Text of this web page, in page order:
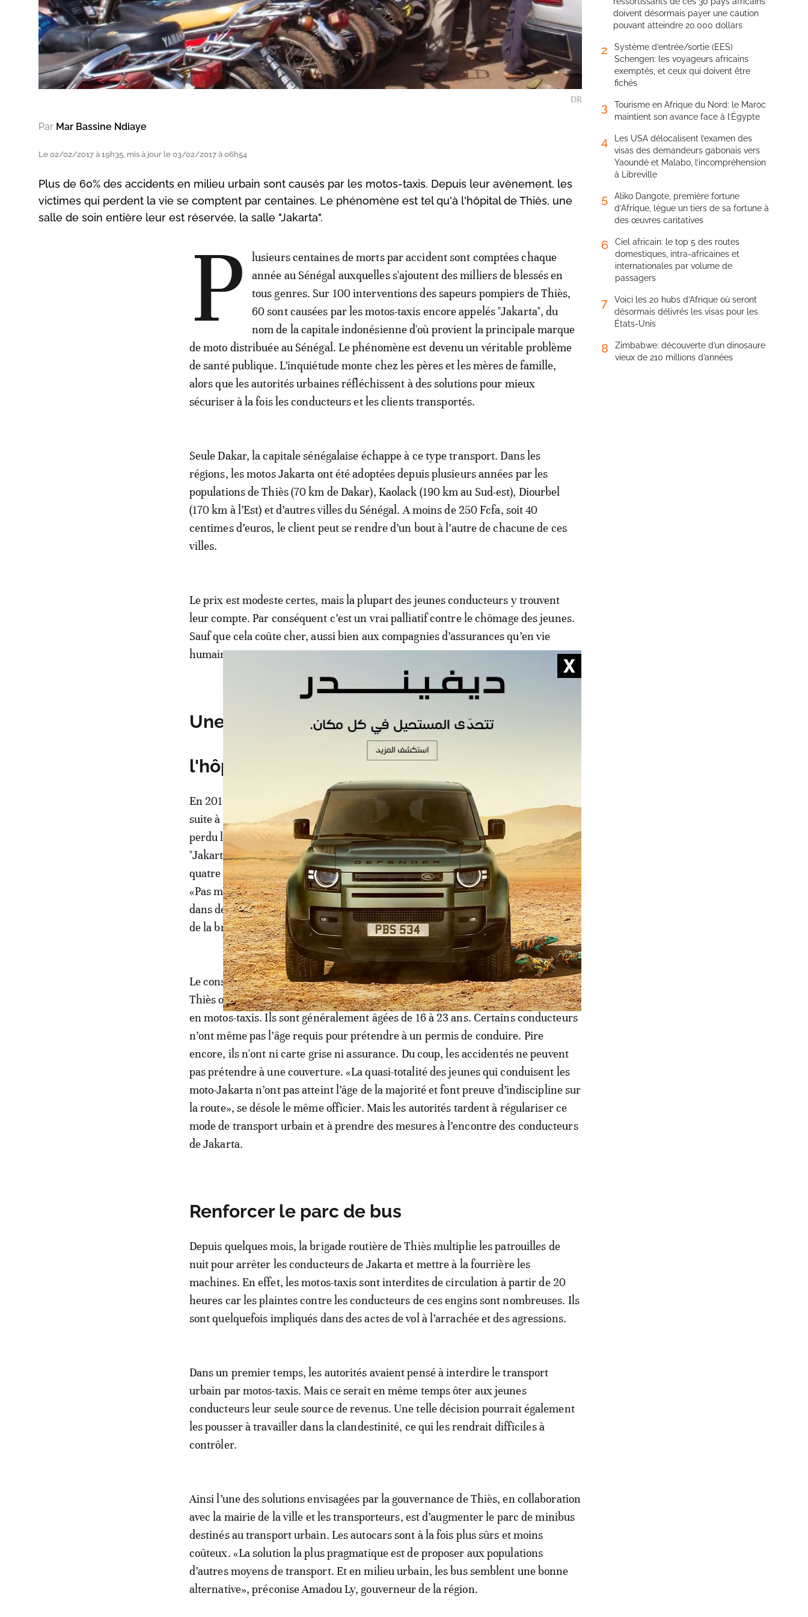
DR
Par Mar Bassine Ndiaye
Le 02/02/2017 à 19h35, mis à jour le 03/02/2017 à 06h54
Plus de 60% des accidents en milieu urbain sont causés par les motos-taxis. Depuis leur avènement, les
victimes qui perdent la vie se comptent par centaines. Le phénomène est tel qu'à l'hôpital de Thiès, une
salle de soin entière leur est réservée, la salle "Jakarta".
P
lusieurs centaines de morts par accident sont comptées chaque
année au Sénégal auxquelles s'ajoutent des milliers de blessés en
tous genres. Sur 100 interventions des sapeurs pompiers de Thiès,
60 sont causées par les motos-taxis encore appelés "Jakarta", du
nom de la capitale indonésienne d'où provient la principale marque
de moto distribuée au Sénégal. Le phénomène est devenu un véritable problème
de santé publique. L’inquiétude monte chez les pères et les mères de famille,
alors que les autorités urbaines réfléchissent à des solutions pour mieux
sécuriser à la fois les conducteurs et les clients transportés.
Seule Dakar, la capitale sénégalaise échappe à ce type transport. Dans les
régions, les motos Jakarta ont été adoptées depuis plusieurs années par les
populations de Thiès (70 km de Dakar), Kaolack (190 km au Sud-est), Diourbel
(170 km à l’Est) et d’autres villes du Sénégal. A moins de 250 Fcfa, soit 40
centimes d’euros, le client peut se rendre d’un bout à l’autre de chacune de ces
villes.
Le prix est modeste certes, mais la plupart des jeunes conducteurs y trouvent
leur compte. Par conséquent c’est un vrai palliatif contre le chômage des jeunes.
Sauf que cela coûte cher, aussi bien aux compagnies d’assurances qu’en vie
humaines.
Une salle de soins dédiée aux "Jakartas" à
l'hôpital
En 2016, les sapeurs-pompiers de Thiès ont procédé, au total, à 92 interventions
suite à des accidents causés par des conducteurs de motos-taxis. 4 personnes ont
perdu la vie. Le rythme va crescendo depuis décembre dernier. A chaque fois, les
"Jakartas" sont pointés du doigt. Conduite sans casque, surcharge à trois ou
quatre e inconscience des jeunes conducteurs sidèrent les sapeurs-pompiers.
«Pas moins de 7 interventions sont réalisées quotidiennement par nos hommes,
dans des accidents causés par des taxis-Jakarta», explique Samba Boye, officier
de la brigade de sapeurs-pompiers de Thiès.
Le constat est le même au Centre hospitalier Ahmadou Sakhir Ndiéguène de
Thiès où une salle appelée «Salle Jakarta» est réservée aux victimes d’accidents
en motos-taxis. Ils sont généralement âgées de 16 à 23 ans. Certains conducteurs
n’ont même pas l’âge requis pour prétendre à un permis de conduire. Pire
encore, ils n'ont ni carte grise ni assurance. Du coup, les accidentés ne peuvent
pas prétendre à une couverture. «La quasi-totalité des jeunes qui conduisent les
moto-Jakarta n’ont pas atteint l’âge de la majorité et font preuve d’indiscipline sur
la route», se désole le même officier. Mais les autorités tardent à régulariser ce
mode de transport urbain et à prendre des mesures à l’encontre des conducteurs
de Jakarta.
Renforcer le parc de bus
Depuis quelques mois, la brigade routière de Thiès multiplie les patrouilles de
nuit pour arrêter les conducteurs de Jakarta et mettre à la fourrière les
machines. En effet, les motos-taxis sont interdites de circulation à partir de 20
heures car les plaintes contre les conducteurs de ces engins sont nombreuses. Ils
sont quelquefois impliqués dans des actes de vol à l’arrachée et des agressions.
Dans un premier temps, les autorités avaient pensé à interdire le transport
urbain par motos-taxis. Mais ce serait en même temps ôter aux jeunes
conducteurs leur seule source de revenus. Une telle décision pourrait également
les pousser à travailler dans la clandestinité, ce qui les rendrait difficiles à
contrôler.
Ainsi l’une des solutions envisagées par la gouvernance de Thiès, en collaboration
avec la mairie de la ville et les transporteurs, est d’augmenter le parc de minibus
destinés au transport urbain. Les autocars sont à la fois plus sûrs et moins
coûteux. «La solution la plus pragmatique est de proposer aux populations
d’autres moyens de transport. Et en milieu urbain, les bus semblent une bonne
alternative», préconise Amadou Ly, gouverneur de la région.
doivent désormais payer une caution
pouvant atteindre 20.000 dollars
2
Système d’entrée/sortie (EES)
Schengen: les voyageurs africains
exemptés, et ceux qui doivent être
fichés
3
Tourisme en Afrique du Nord: le Maroc
maintient son avance face à l’Égypte
4
Les USA délocalisent l’examen des
visas des demandeurs gabonais vers
Yaoundé et Malabo, l’incompréhension
à Libreville
5
Aliko Dangote, première fortune
d’Afrique, lègue un tiers de sa fortune à
des œuvres caritatives
6
Ciel africain: le top 5 des routes
domestiques, intra-africaines et
internationales par volume de
passagers
7
Voici les 20 hubs d’Afrique où seront
désormais délivrés les visas pour les
États-Unis
8
Zimbabwe: découverte d’un dinosaure
vieux de 210 millions d’années